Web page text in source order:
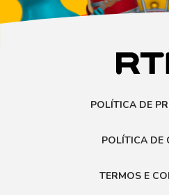
POLÍTICA DE
POLÍTICA DE
TERMOS E